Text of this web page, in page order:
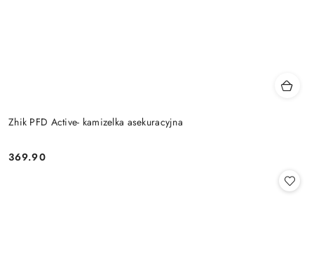
Zhik PFD Active- kamizelka asekuracyjna
Cena:
369.90